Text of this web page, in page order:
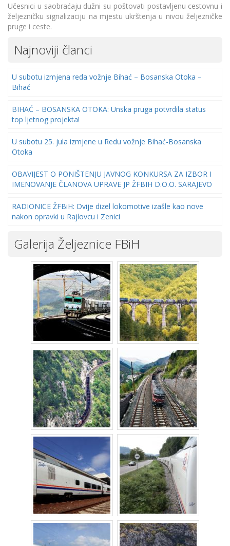
Učesnici u saobraćaju dužni su poštovati postavljenu cestovnu i
željezničku signalizaciju na mjestu ukrštenja u nivou željezničke
pruge i ceste.
Najnoviji članci
U subotu izmjena reda vožnje Bihać – Bosanska Otoka –
Bihać
BIHAĆ – BOSANSKA OTOKA: Unska pruga potvrdila status
top ljetnog projekta!
U subotu 25. jula izmjene u Redu vožnje Bihać-Bosanska
Otoka
OBAVIJEST O PONIŠTENJU JAVNOG KONKURSA ZA IZBOR I
IMENOVANJE ČLANOVA UPRAVE JP ŽFBIH D.O.O. SARAJEVO
RADIONICE ŽFBiH: Dvije dizel lokomotive izašle kao nove
nakon opravki u Rajlovcu i Zenici
Galerija Željeznice FBiH